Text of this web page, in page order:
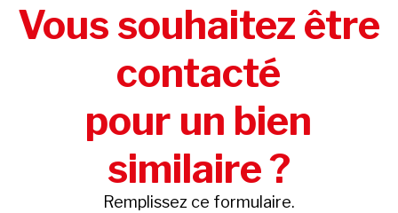
Vous souhaitez être
contacté
pour un bien
similaire ?
Remplissez ce formulaire.